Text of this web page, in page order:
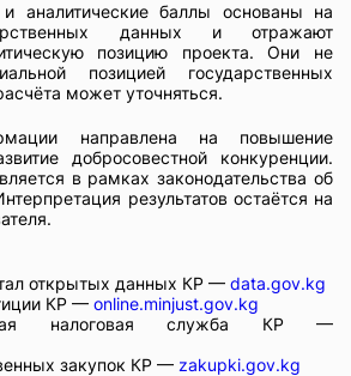
аналитические баллы основаны на
данных и отражают
позицию проекта. Они не
позицией государственных
может уточняться.
направлена на повышение
добросовестной конкуренции.
в рамках законодательства об
результатов остаётся на
открытых данных КР — data.gov.kg
КР — online.minjust.gov.kg
налоговая служба КР —
закупок КР — zakupki.gov.kg